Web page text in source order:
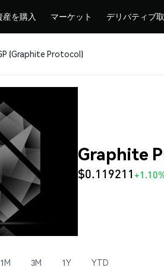
産を購入 マーケット デリバティブ
(Graphite Protocol)
Graphite
$0.119211
1M 3M 1Y YTD